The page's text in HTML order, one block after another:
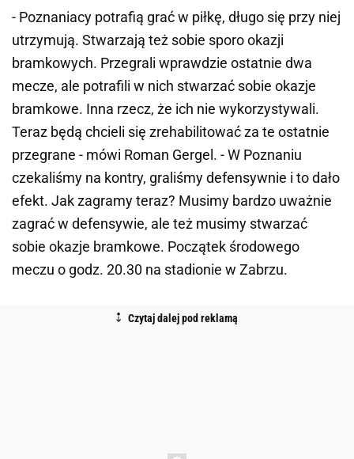
- Poznaniacy potrafią grać w piłkę, długo się przy niej
utrzymują. Stwarzają też sobie sporo okazji
bramkowych. Przegrali wprawdzie ostatnie dwa
mecze, ale potrafili w nich stwarzać sobie okazje
bramkowe. Inna rzecz, że ich nie wykorzystywali.
Teraz będą chcieli się zrehabilitować za te ostatnie
przegrane - mówi Roman Gergel. - W Poznaniu
czekaliśmy na kontry, graliśmy defensywnie i to dało
efekt. Jak zagramy teraz? Musimy bardzo uważnie
zagrać w defensywie, ale też musimy stwarzać
sobie okazje bramkowe. Początek środowego
meczu o godz. 20.30 na stadionie w Zabrzu.